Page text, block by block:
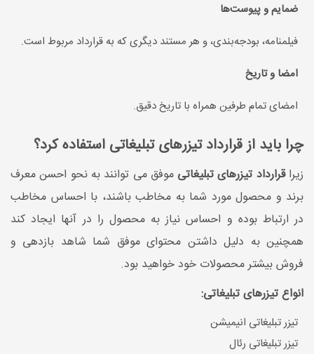
ضمایم و پیوست‌ها
فیلمنامه، بودجه‌بندی، و هر مستند دیگری که به قرارداد مربوط است.
امضا و تاریخ
امضای تمام طرفین همراه با تاریخ دقیق.
چرا باید از قرارداد تیزرهای تبلیغاتی استفاده کرد؟
زیراقرارداد تیزرهای تبلیغاتی موفق می توانند به نحو احسن معرف
برند و محصول مورد شما به مخاطب باشند، با احساس مخاطب
در ارتباط بوده و احساس نیاز به محصول را در آنها ایجاد کند
همچنین به دلیل داشتن محتوای موفق شما شاهد بازدهی و
فروش بیشتر محصولات خود خواهید بود.
انواع تیزرهای تبلیغاتی:
تیزر تبلیغاتی انیمیشن
تیزر تبلیغاتی رئال